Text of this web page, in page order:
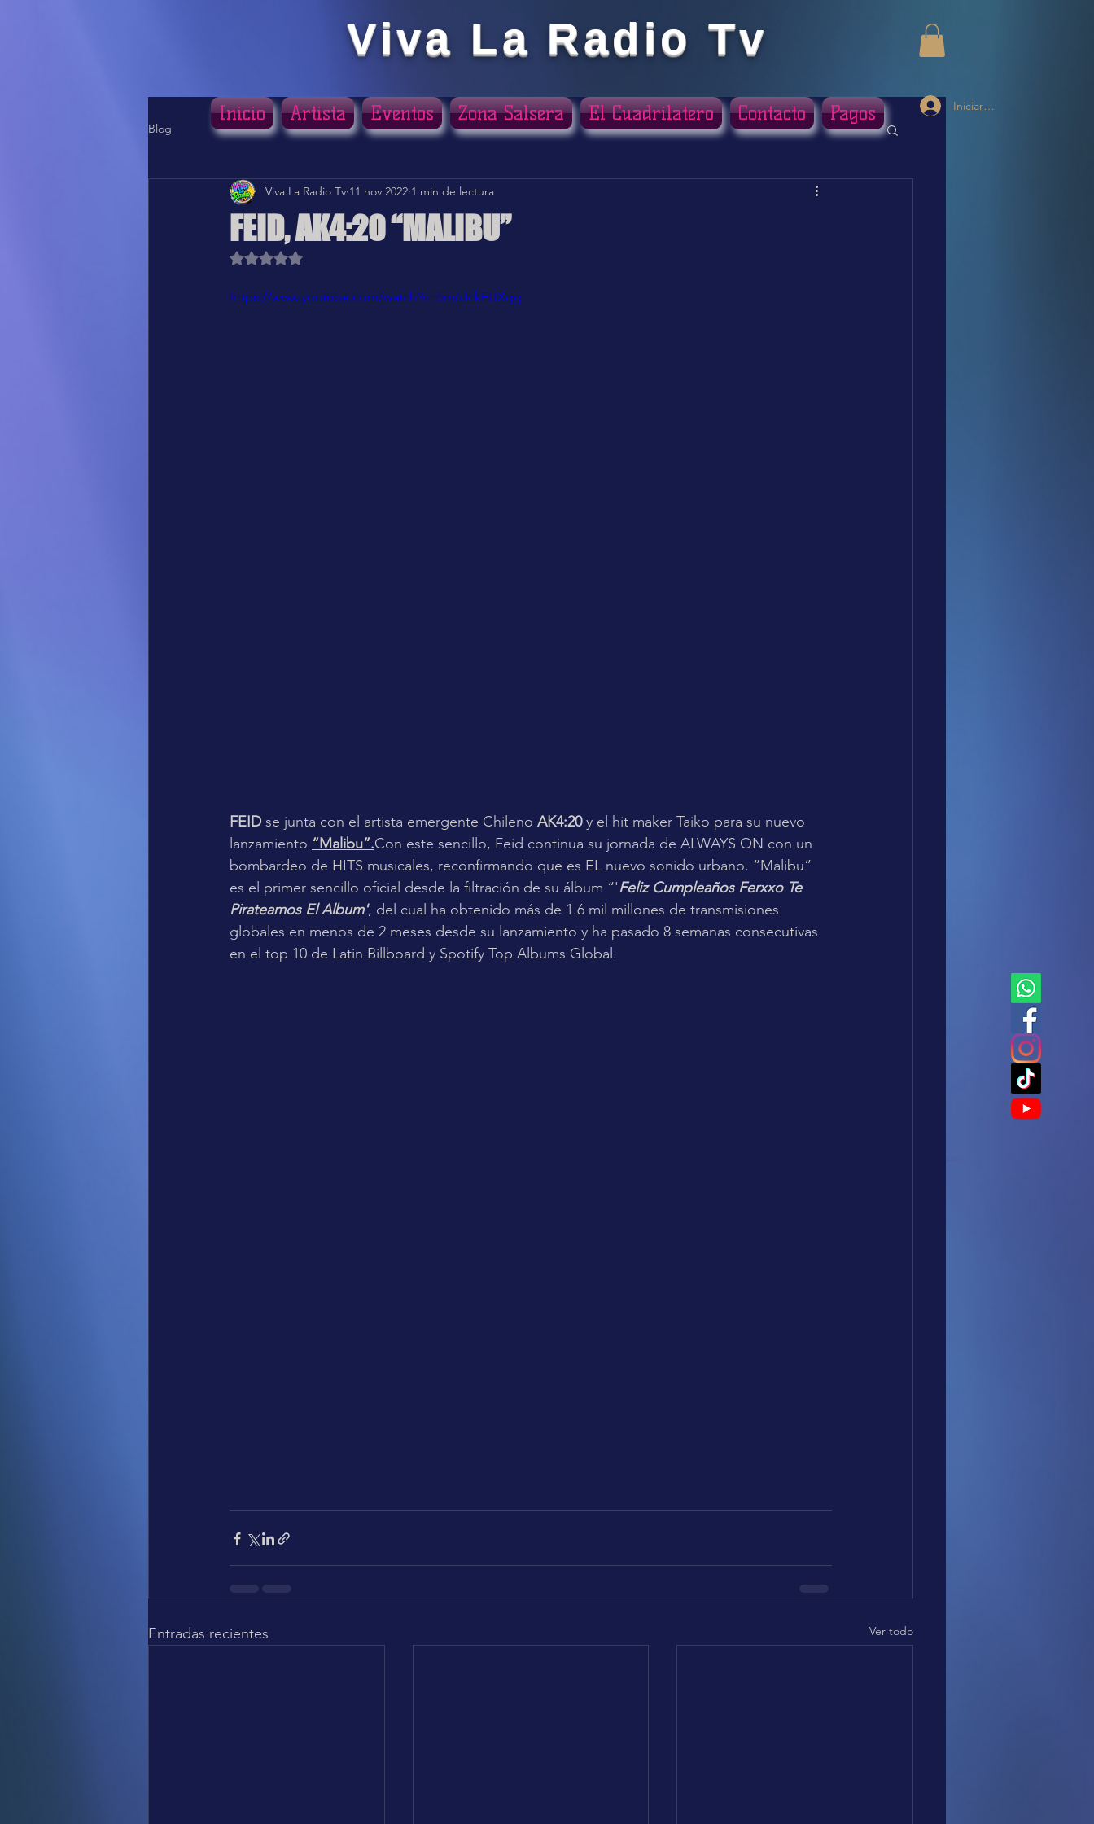
Viva La Radio Tv
Iniciar sesión
Blog
FEID, AK4:20 “MALIBU”
Viva La Radio Tv 11 nov 2022 1 min de lectura
Obtuvo NaN de 5 estrellas.
https://www.youtube.com/watch?v=5m6JckEUXqg
FEID se junta con el artista emergente Chileno AK4:20 y el hit maker Taiko para su nuevo
lanzamiento “Malibu”.Con este sencillo, Feid continua su jornada de ALWAYS ON con un
bombardeo de HITS musicales, reconfirmando que es EL nuevo sonido urbano. “Malibu”
es el primer sencillo oficial desde la filtración de su álbum “'Feliz Cumpleaños Ferxxo Te
Pirateamos El Album', del cual ha obtenido más de 1.6 mil millones de transmisiones
globales en menos de 2 meses desde su lanzamiento y ha pasado 8 semanas consecutivas
en el top 10 de Latin Billboard y Spotify Top Albums Global.
Entradas recientes Ver todo
Inicio Artista Eventos Zona Salsera El Cuadrilatero Contacto Pagos